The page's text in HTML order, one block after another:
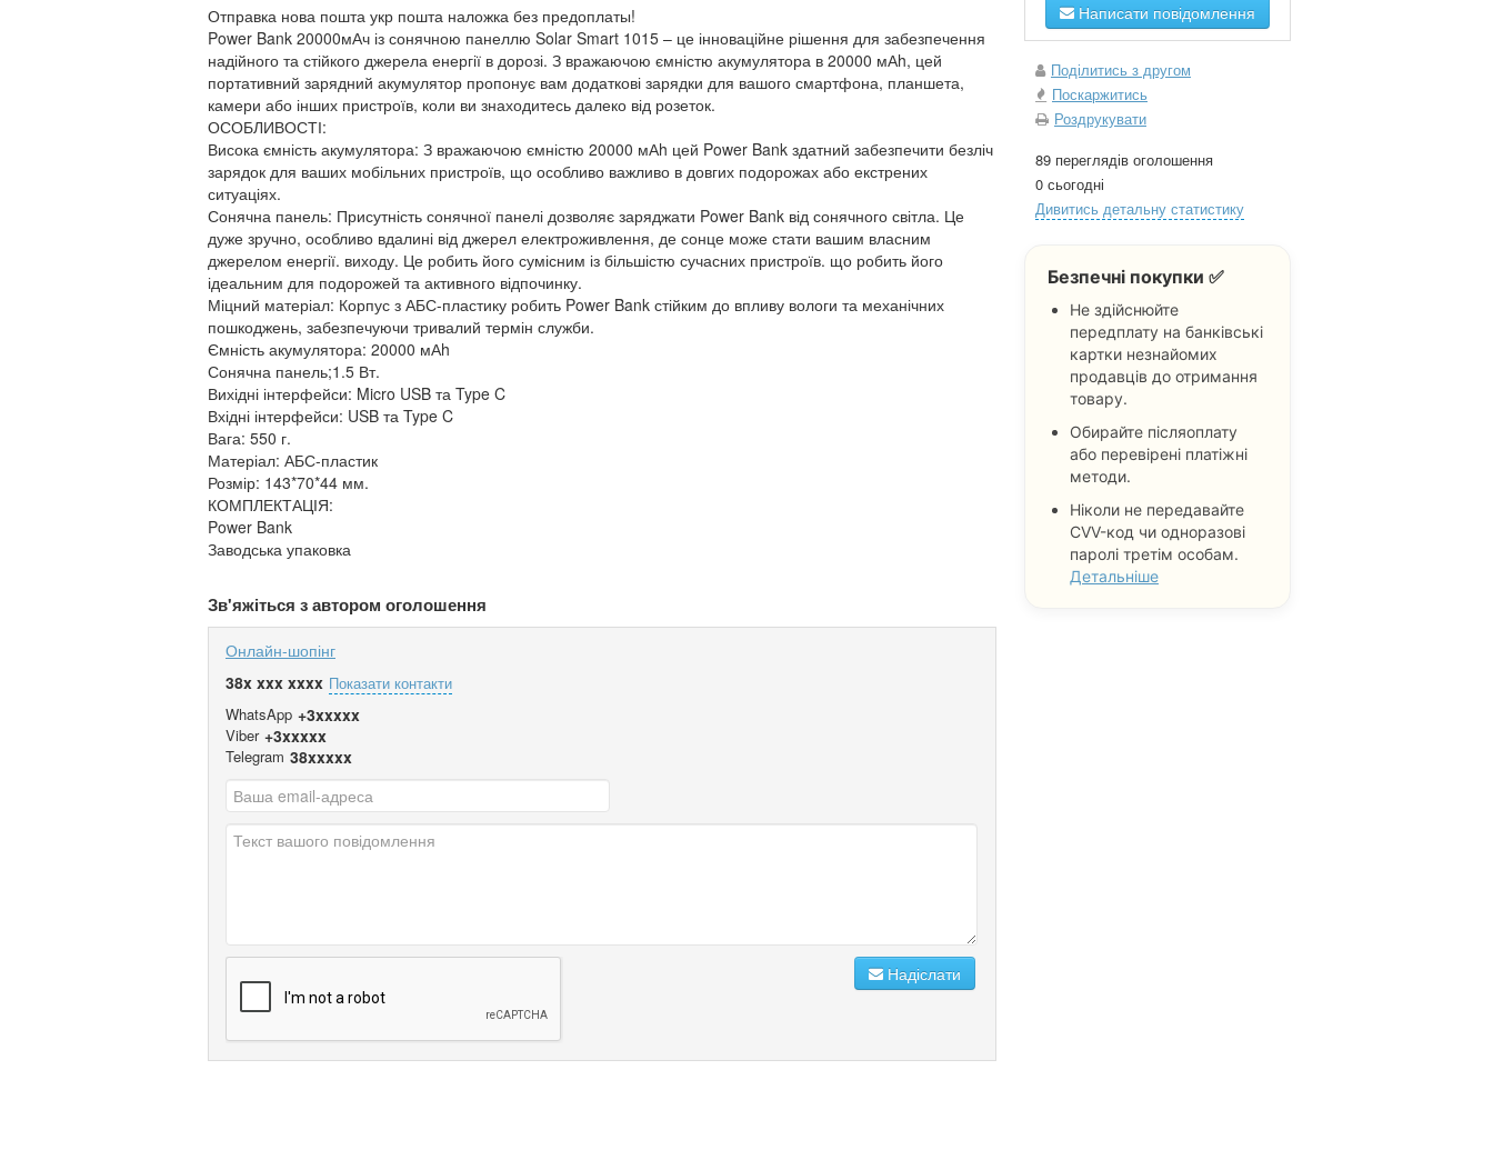
Отправка нова пошта укр пошта наложка без предоплаты!
Power Bank 20000мАч із сонячною панеллю Solar Smart 1015 – це інноваційне рішення для забезпечення
надійного та стійкого джерела енергії в дорозі. З вражаючою ємністю акумулятора в 20000 мАh, цей
портативний зарядний акумулятор пропонує вам додаткові зарядки для вашого смартфона, планшета,
камери або інших пристроїв, коли ви знаходитесь далеко від розеток.
ОСОБЛИВОСТІ:
Висока ємність акумулятора: З вражаючою ємністю 20000 мАh цей Power Bank здатний забезпечити безліч
зарядок для ваших мобільних пристроїв, що особливо важливо в довгих подорожах або екстрених
ситуаціях.
Сонячна панель: Присутність сонячної панелі дозволяє заряджати Power Bank від сонячного світла. Це
дуже зручно, особливо вдалині від джерел електроживлення, де сонце може стати вашим власним
джерелом енергії. виходу. Це робить його сумісним із більшістю сучасних пристроїв. що робить його
ідеальним для подорожей та активного відпочинку.
Міцний матеріал: Корпус з АБС-пластику робить Power Bank стійким до впливу вологи та механічних
пошкоджень, забезпечуючи тривалий термін служби.
Ємність акумулятора: 20000 мАh
Сонячна панель;1.5 Вт.
Вихідні інтерфейси: Micro USB та Type C
Вхідні інтерфейси: USB та Type C
Вага: 550 г.
Матеріал: АБС-пластик
Розмір: 143*70*44 мм.
КОМПЛЕКТАЦІЯ:
Power Bank
Заводська упаковка
Зв'яжіться з автором оголошення
Онлайн-шопінг
38x xxx xxxx Показати контакти
WhatsApp +3xxxxx
Viber +3xxxxx
Telegram 38xxxxx
Надіслати
Написати повідомлення
Поділитись з другом
Поскаржитись
Роздрукувати
89 переглядів оголошення
0 сьогодні
Дивитись детальну статистику
Безпечні покупки ✅
Не здійснюйте
передплату на банківські
картки незнайомих
продавців до отримання
товару.
Обирайте післяоплату
або перевірені платіжні
методи.
Ніколи не передавайте
CVV-код чи одноразові
паролі третім особам.
Детальніше